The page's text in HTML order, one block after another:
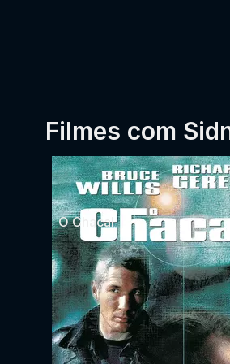
Filmes com
O Chacal